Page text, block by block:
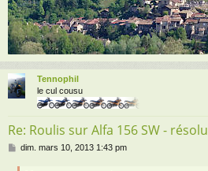
Tennophil
le cul cousu
Re: Roulis sur Alfa 156 SW - résolu
M
dim. mars 10, 2013 1:43 pm